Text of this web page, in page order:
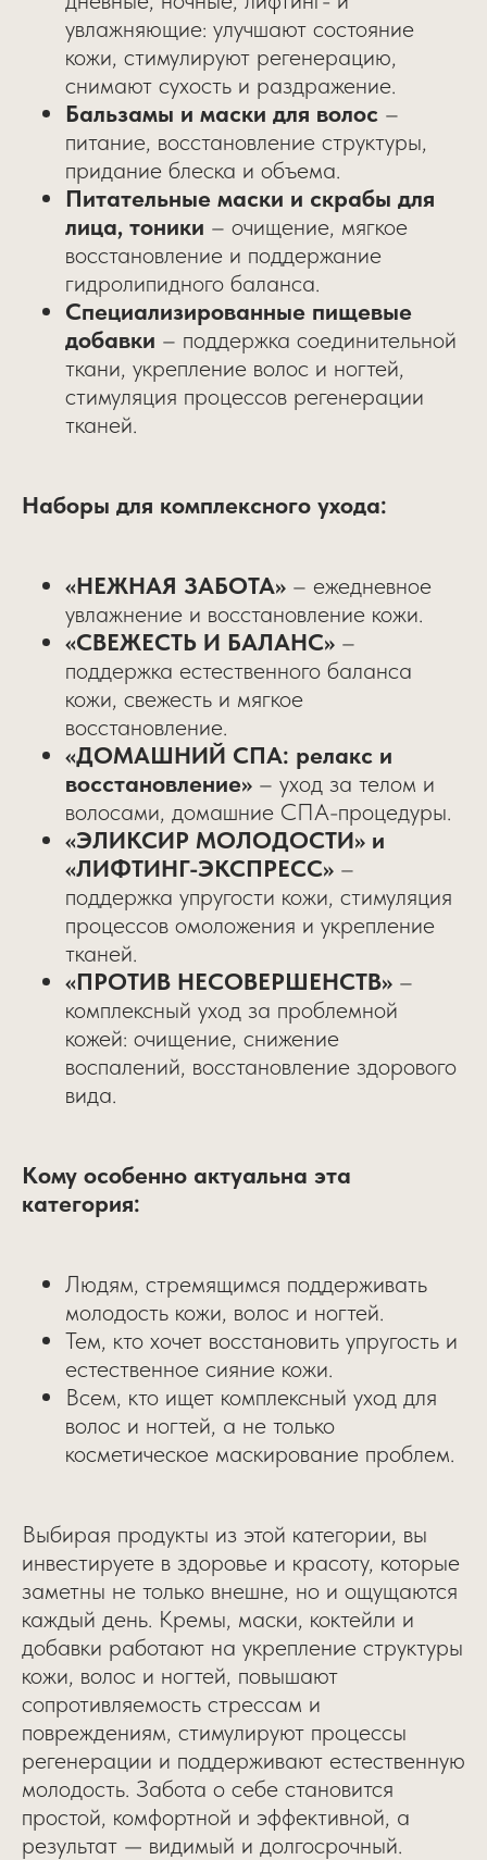
увлажняющие: улучшают состояние
кожи, стимулируют регенерацию,
снимают сухость и раздражение.
Бальзамы и маски для волос –
питание, восстановление структуры,
придание блеска и объема.
Питательные маски и скрабы для
лица, тоники – очищение, мягкое
восстановление и поддержание
гидролипидного баланса.
Специализированные пищевые
добавки – поддержка соединительной
ткани, укрепление волос и ногтей,
стимуляция процессов регенерации
тканей.
Наборы для комплексного ухода:
«НЕЖНАЯ ЗАБОТА» – ежедневное
увлажнение и восстановление кожи.
«СВЕЖЕСТЬ И БАЛАНС» –
поддержка естественного баланса
кожи, свежесть и мягкое
восстановление.
«ДОМАШНИЙ СПА: релакс и
восстановление» – уход за телом и
волосами, домашние СПА-процедуры.
«ЭЛИКСИР МОЛОДОСТИ» и
«ЛИФТИНГ-ЭКСПРЕСС» –
поддержка упругости кожи, стимуляция
процессов омоложения и укрепление
тканей.
«ПРОТИВ НЕСОВЕРШЕНСТВ» –
комплексный уход за проблемной
кожей: очищение, снижение
воспалений, восстановление здорового
вида.
Кому особенно актуальна эта
категория:
Людям, стремящимся поддерживать
молодость кожи, волос и ногтей.
Тем, кто хочет восстановить упругость и
естественное сияние кожи.
Всем, кто ищет комплексный уход для
волос и ногтей, а не только
косметическое маскирование проблем.
Выбирая продукты из этой категории, вы
инвестируете в здоровье и красоту, которые
заметны не только внешне, но и ощущаются
каждый день. Кремы, маски, коктейли и
добавки работают на укрепление структуры
кожи, волос и ногтей, повышают
сопротивляемость стрессам и
повреждениям, стимулируют процессы
регенерации и поддерживают естественную
молодость. Забота о себе становится
простой, комфортной и эффективной, а
результат — видимый и долгосрочный.